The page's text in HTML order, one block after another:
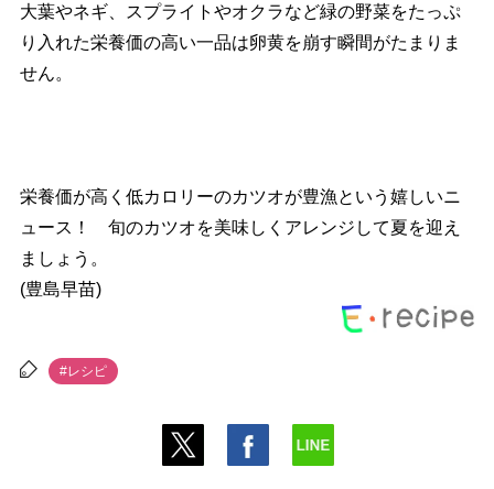
大葉やネギ、スプライトやオクラなど緑の野菜をたっぷ
り入れた栄養価の高い一品は卵黄を崩す瞬間がたまりま
せん。
栄養価が高く低カロリーのカツオが豊漁という嬉しいニ
ュース！ 旬のカツオを美味しくアレンジして夏を迎え
ましょう。
(豊島早苗)
#レシピ